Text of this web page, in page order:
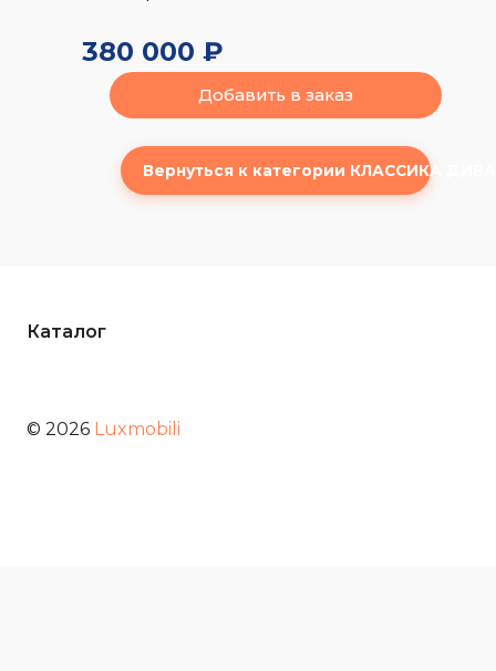
380 000 ₽
Добавить в заказ
Вернуться к категории КЛАССИКА
Каталог
© 2026 Luxmobili